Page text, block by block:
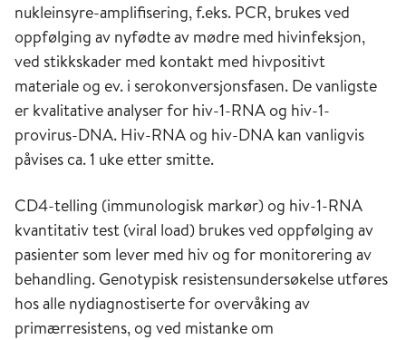
nukleinsyre-amplifisering, f.eks. PCR, brukes ved
oppfølging av nyfødte av mødre med hivinfeksjon,
ved stikkskader med kontakt med hivpositivt
materiale og ev. i serokonversjonsfasen. De vanligste
er kvalitative analyser for hiv-1-RNA og hiv-1-
provirus-DNA. Hiv-RNA og hiv-DNA kan vanligvis
påvises ca. 1 uke etter smitte.
CD4-telling (immunologisk markør) og hiv-1-RNA
kvantitativ test (viral load) brukes ved oppfølging av
pasienter som lever med hiv og for monitorering av
behandling. Genotypisk resistensundersøkelse utføres
hos alle nydiagnostiserte for overvåking av
primærresistens, og ved mistanke om